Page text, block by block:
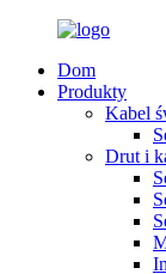
Dom
Produkty
Kabel
Drut i